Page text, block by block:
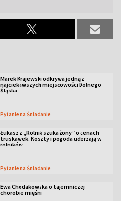
Marek Krajewski odkrywa jedną z
najciekawszych miejscowości Dolnego
Śląska
Pytanie na Śniadanie
Łukasz z „Rolnik szuka żony” o cenach
truskawek. Koszty i pogoda uderzają w
rolników
Pytanie na Śniadanie
Ewa Chodakowska o tajemniczej
chorobie mięśni